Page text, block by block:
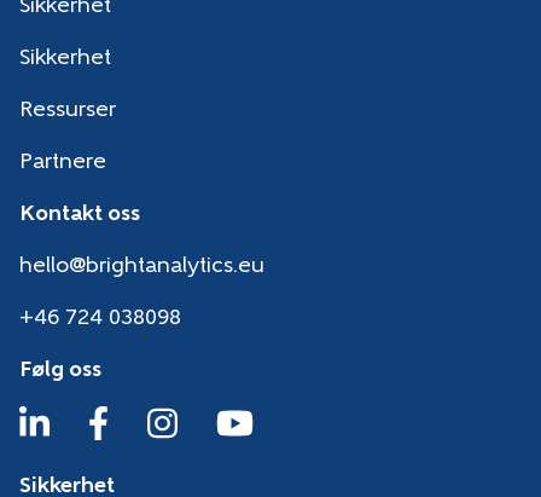
Sikkerhet
Sikkerhet
Ressurser
Partnere
Kontakt oss
hello@brightanalytics.eu
+46 724 038098
Følg oss
Sikkerhet